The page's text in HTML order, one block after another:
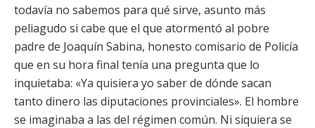
todavía no sabemos para qué sirve, asunto más
peliagudo si cabe que el que atormentó al pobre
padre de Joaquín Sabina, honesto comisario de Policía
que en su hora final tenía una pregunta que lo
inquietaba: «Ya quisiera yo saber de dónde sacan
tanto dinero las diputaciones provinciales». El hombre
se imaginaba a las del régimen común. Ni siquiera se